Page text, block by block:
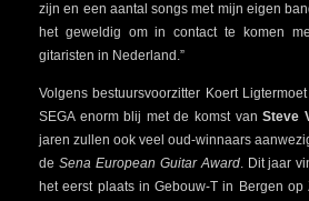
zijn en een aantal songs met mijn eigen
het geweldig om in contact te komen
gitaristen in Nederland.”
Volgens bestuursvoorzitter Koert
SEGA enorm blij met de komst vanSteve
jaren zullen ook veel oud-winnaars
de Sena European Guitar Award. Dit jaar
het eerst plaats in Gebouw-T in Bergen op